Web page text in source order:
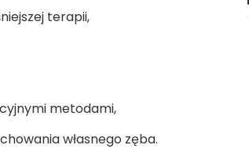
terapii,
metodami,
własnego zęba.